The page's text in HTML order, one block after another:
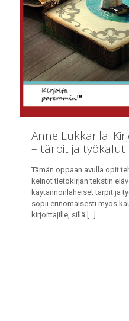
Anne Lukkarila:
– tärpit ja työkalut
Tämän oppaan avulla opit
keinot tietokirjan tekstin
käytännönläheiset tärpit ja
sopii erinomaisesti myös
kirjoittajille, sillä